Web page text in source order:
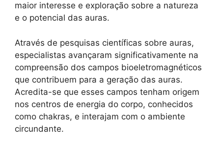
maior interesse e exploração sobre a natureza
e o potencial das auras.
Através de pesquisas científicas sobre auras,
especialistas avançaram significativamente na
compreensão dos campos bioeletromagnéticos
que contribuem para a geração das auras.
Acredita-se que esses campos tenham origem
nos centros de energia do corpo, conhecidos
como chakras, e interajam com o ambiente
circundante.